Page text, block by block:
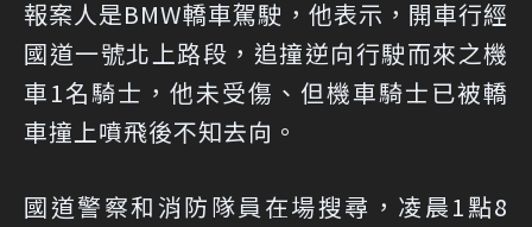
報案人是BMW轎車駕駛，他表示，開車行經
國道一號北上路段，追撞逆向行駛而來之機
車1名騎士，他未受傷、但機車騎士已被轎
車撞上噴飛後不知去向。
國道警察和消防隊員在場搜尋，凌晨1點8